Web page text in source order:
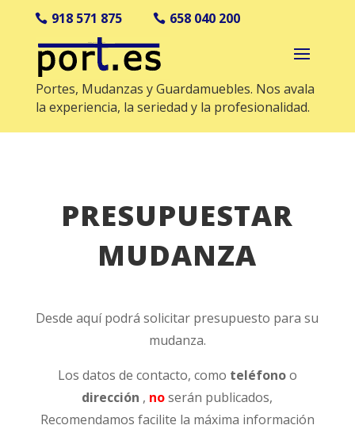
918 571 875 658 040 200
Portes, Mudanzas y Guardamuebles. Nos avala
la experiencia, la seriedad y la profesionalidad.
PRESUPUESTAR
MUDANZA
Desde aquí podrá solicitar presupuesto para su
mudanza.
Los datos de contacto, como teléfonoo
dirección , noserán publicados,
Recomendamos facilite la máxima información